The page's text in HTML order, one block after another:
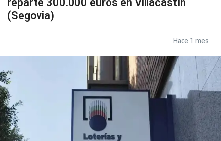
(Segovia)
Hace 1 mes